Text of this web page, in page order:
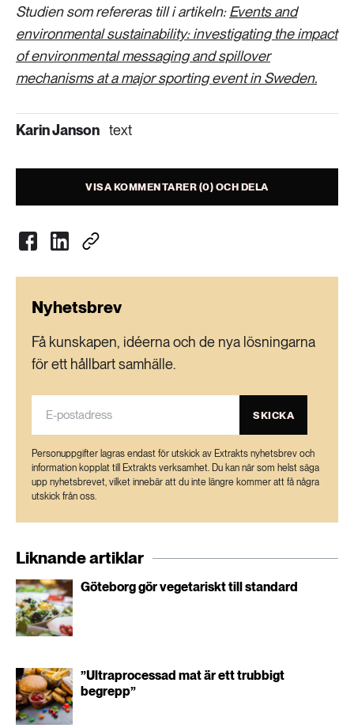
Studien som refereras till i artikeln:Events and
environmental sustainability: investigating the impact
of environmental messaging and spillover
mechanisms at a major sporting event in Sweden.
Karin Janson text
VISA KOMMENTARER (0) OCH DELA
Nyhetsbrev
Få kunskapen, idéerna och de nya lösningarna
för ett hållbart samhälle.
SKICKA
Personuppgifter lagras endast för utskick av Extrakts nyhetsbrev och
information kopplat till Extrakts verksamhet. Du kan när som helst säga
upp nyhetsbrevet, vilket innebär att du inte längre kommer att få några
utskick från oss.
Liknande artiklar
Göteborg gör vegetariskt till standard
”Ultraprocessad mat är ett trubbigt
begrepp”